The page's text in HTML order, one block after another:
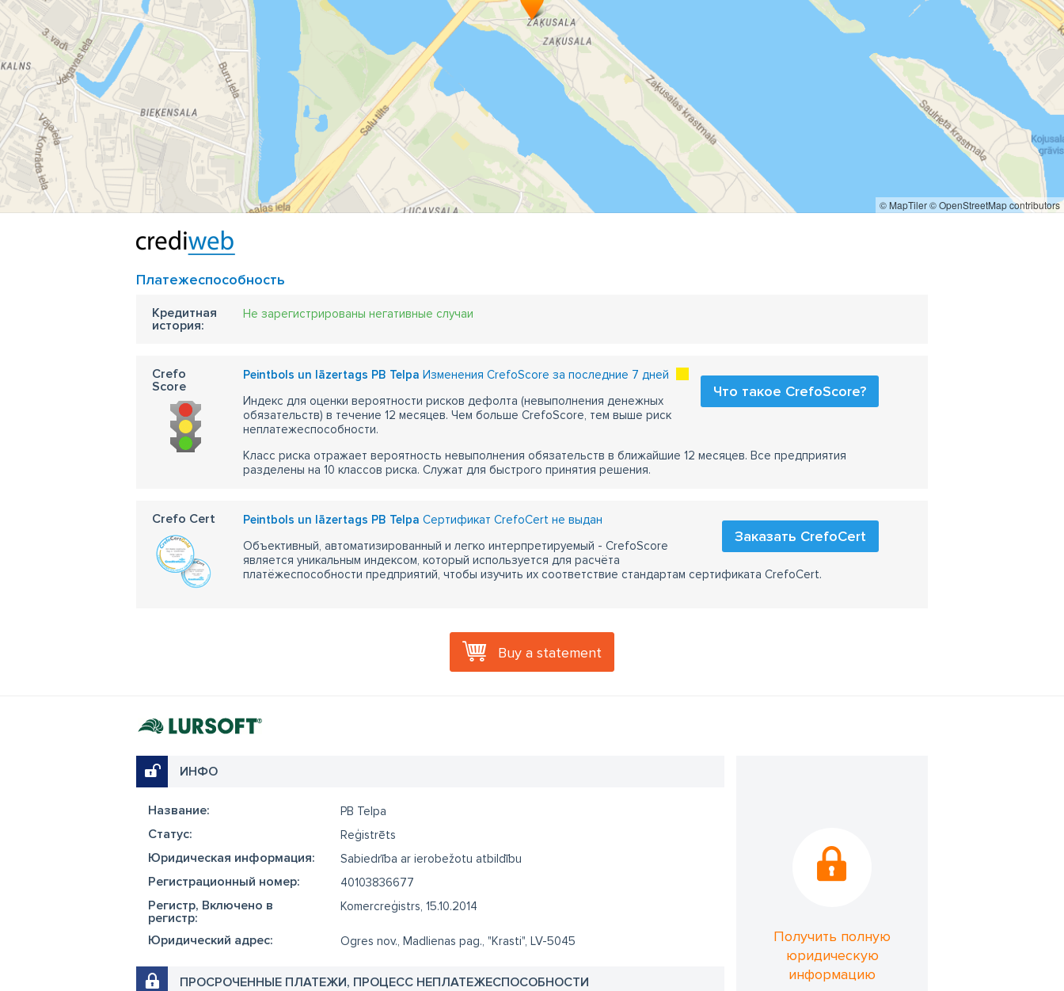
Как проходит игра в пейнтбол?
• Желающие сыграть за 30 минут до зарезервированного времени, прибывают в PB Telpa пейнтбольный
• Выдаётся необходимая экипировка - пейнтбольная маска, перчатки, защитный жилет (который служит
также знаком распознавания команд) и при выходе на площадку будет выдано пейнтбольное оружие-
маркер.
• Прочитан инструктаж,
• Делим случайные команды и начинаем игру!
• Во время игры и после неё вы сможете поделиться воспоминаниями за праздничным столом,
доступным для каждой группы игроков!
• Советуем игрокам взять с собой удобную спортивную одежду, которую надеть под комбинезон и
мероприятия.
Расположения парков:
PB Telpa Парк отдыха на Закюсале:
Адрес:
Набережная Закюсалас 19, Земгальское предместье, Рига, LV-1050
Телефон:
info@pbtelpa.lv
PB Telpa Парк пейнтбола и Лазертага в Югле
Адрес:
28166000
Электронная почта:
© MapTiler© OpenStreetMap contributors
Платежеспособность
Кредитная
история:
Не зарегистрированы негативные случаи
Crefo
Score
Peintbols un lāzertags PB Telpa Изменения CrefoScore за последние 7 дней
Что такое CrefoScore?
Индекс для оценки вероятности рисков дефолта (невыполнения денежных
обязательств) в течение 12 месяцев. Чем больше CrefoScore, тем выше риск
неплатежеспособности.
Класс риска отражает вероятность невыполнения обязательств в ближайшие 12 месяцев. Все предприятия
разделены на 10 классов риска. Служат для быстрого принятия решения.
Crefo Cert Peintbols un lāzertags PB Telpa Сертификат CrefoCert не выдан
Заказать CrefoCert
Объективный, автоматизированный и легко интерпретируемый - CrefoScore
является уникальным индексом, который используется для расчёта
платёжеспособности предприятий, чтобы изучить их соответствие стандартам сертификата CrefoCert.
Buy a statement
ИНФО
Название: PB Telpa
Cтатус: Reģistrēts
Юридическая информация: Sabiedrība ar ierobežotu atbildību
Регистрационный номер: 40103836677
Регистр, Включено в
регистр:
Komercreģistrs, 15.10.2014
Юридический адрес: Ogres nov., Madlienas pag., "Krasti", LV-5045
ПРОСРОЧЕННЫЕ ПЛАТЕЖИ, ПРОЦЕСС НЕПЛАТЕЖЕСПОСОБНОСТИ
Получить полную
юридическую
информацию